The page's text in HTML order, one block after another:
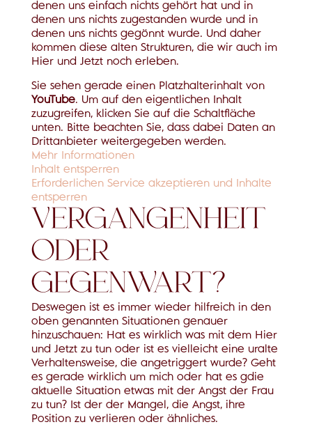
denen uns einfach nichts gehört hat und in
denen uns nichts zugestanden wurde und in
denen uns nichts gegönnt wurde. Und daher
kommen diese alten Strukturen, die wir auch im
Hier und Jetzt noch erleben.
Sie sehen gerade einen Platzhalterinhalt von
YouTube. Um auf den eigentlichen Inhalt
zuzugreifen, klicken Sie auf die Schaltfläche
unten. Bitte beachten Sie, dass dabei Daten an
Drittanbieter weitergegeben werden.
Mehr Informationen
Inhalt entsperren
Erforderlichen Service akzeptieren und Inhalte
entsperren
VERGANGENHEIT
ODER
GEGENWART?
Deswegen ist es immer wieder hilfreich in den
oben genannten Situationen genauer
hinzuschauen: Hat es wirklich was mit dem Hier
und Jetzt zu tun oder ist es vielleicht eine uralte
Verhaltensweise, die angetriggert wurde? Geht
es gerade wirklich um mich oder hat es gdie
aktuelle Situation etwas mit der Angst der Frau
zu tun? Ist der der Mangel, die Angst, ihre
Position zu verlieren oder ähnliches.